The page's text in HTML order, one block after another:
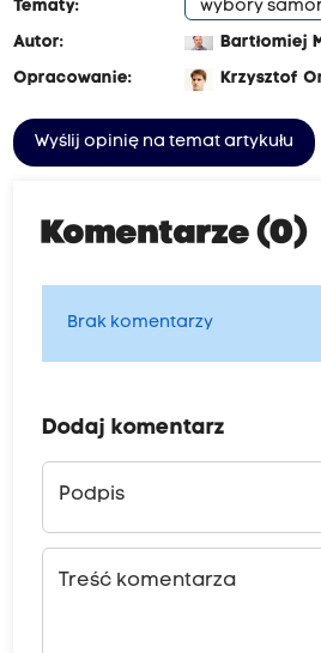
Tematy:
wybory
Autor:
Bartłomiej
Opracowanie:
Krzysztof
Wyślij opinię na temat artykułu
Komentarze (0)
Brak komentarzy
Dodaj komentarz
Podpis
Treść komentarza